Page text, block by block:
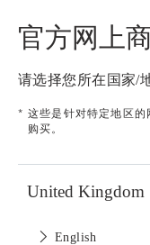
官方网上
请选择您所在国家/
* 这些是针对特定地区
购买。
United Kingdom
English